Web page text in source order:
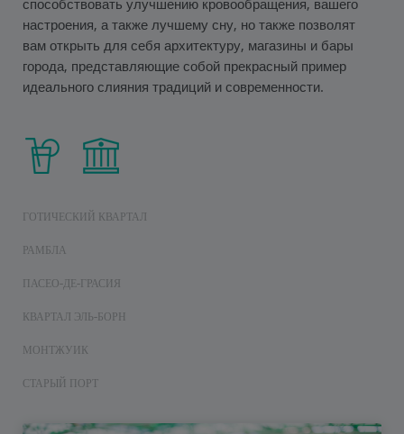
настроения, а также лучшему сну, но также позволят
вам открыть для себя архитектуру, магазины и бары
города, представляющие собой прекрасный пример
идеального слияния традиций и современности.
ГОТИЧЕСКИЙ КВАРТАЛ
РАМБЛА
ПАСЕО-ДЕ-ГРАСИЯ
КВАРТАЛ ЭЛЬ-БОРН
МОНТЖУИК
СТАРЫЙ ПОРТ